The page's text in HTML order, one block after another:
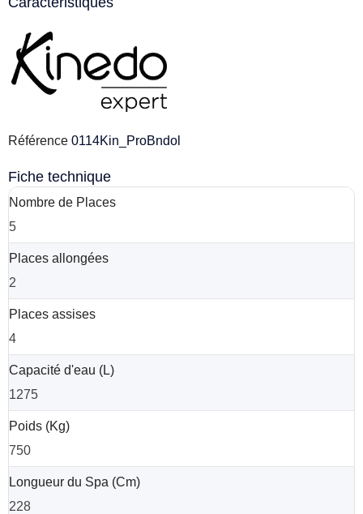
Référence 0114Kin_ProBndol
Fiche technique
Nombre de Places
5
Places allongées
2
Places assises
4
Capacité d'eau (L)
1275
Poids (Kg)
750
Longueur du Spa (Cm)
228